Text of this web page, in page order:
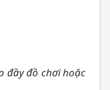
đầy đồ chơi hoặc